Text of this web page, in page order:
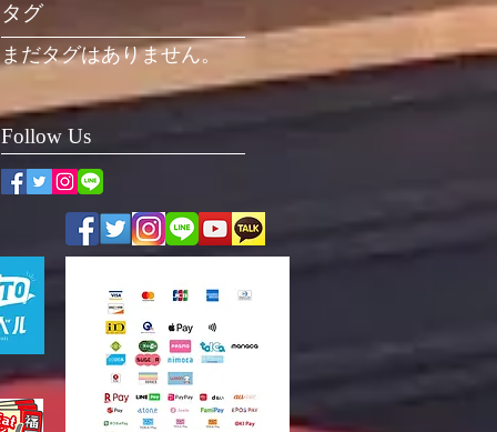
タグ
まだタグはありません。
Follow Us